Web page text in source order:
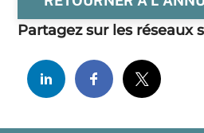
Partagez sur les réseaux